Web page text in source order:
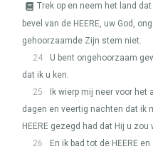
Trek op en neem het land
bevel van de HEERE, uw God,
gehoorzaamde Zijn stem niet.
24
U bent ongehoorzaam
dat ik u ken.
25
Ik wierp mij neer voor
dagen en veertig nachten dat ik
HEERE gezegd had dat Hij u zou
26
En ik bad tot de HEERE en